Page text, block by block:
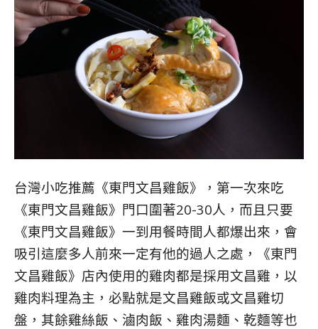
台灣小吃推薦《東門文昌雞飯》，第一次來吃
《東門文昌雞飯》門口圍著20-30人，而且只要
《東門文昌雞飯》一到用餐時間人都爆出來，會
吸引這麼多人前來一定有他的過人之處，《東門
文昌雞飯》店內使用的雞肉都是採用文昌雞，以
雞肉料理為主，必點就是文昌雞飯或文昌雞切
盤，其餘雞絲飯、滷肉飯、雞肉湯麵、乾麵等也